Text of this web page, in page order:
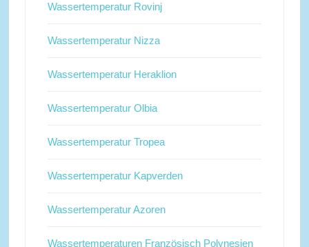
Wassertemperatur Rovinj
Wassertemperatur Nizza
Wassertemperatur Heraklion
Wassertemperatur Olbia
Wassertemperatur Tropea
Wassertemperatur Kapverden
Wassertemperatur Azoren
Wassertemperaturen Französisch Polynesien